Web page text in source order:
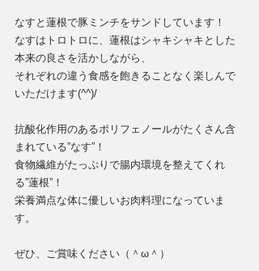
なすと蓮根で豚ミンチをサンドしています！
なすはトロトロに、蓮根はシャキシャキとした
本来の良さを活かしながら、
それぞれの違う食感を飽きることなく楽しんで
いただけます(^^)/
抗酸化作用のあるポリフェノールがたくさん含
まれている”なす”！
食物繊維がたっぷりで腸内環境を整えてくれ
る”蓮根”！
栄養満点な体に優しいお肉料理になっていま
す。
ぜひ、ご賞味ください（＾ω＾）